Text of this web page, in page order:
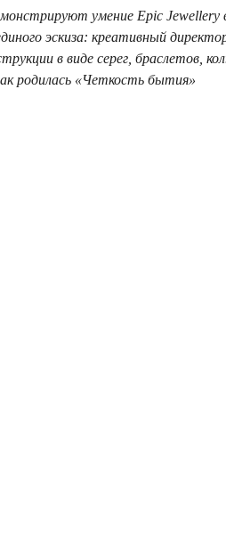
умение Epic Jewellery
эскиза: креативный
в виде серег, браслетов,
родилась «Четкость бытия»